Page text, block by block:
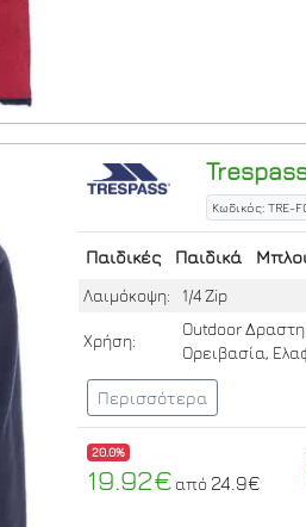
Κωδικός: TRE-
Παιδικές Παιδικά
Λαιμόκοψη: 1/4 Zip
Χρήση:
Outdoor
Ορειβασία,
Περισσότερα
20.0%
19.92€ από 24.9€